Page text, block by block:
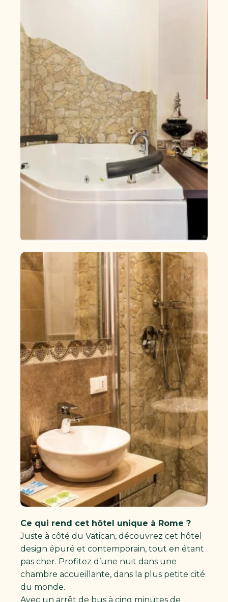
Ce qui rend cet hôtel unique à Rome ?
Juste à côté du Vatican, découvrez cet hôtel
design épuré et contemporain, tout en étant
pas cher. Profitez d’une nuit dans une
chambre accueillante, dans la plus petite cité
du monde.
Avec un arrêt de bus à cinq minutes de